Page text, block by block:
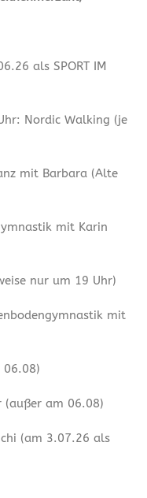
als SPORT IM
Nordic Walking (je
mit Barbara (Alte
mit Karin
nur um 19 Uhr)
mit
06.08)
(außer am 06.08)
(am 3.07.26 als